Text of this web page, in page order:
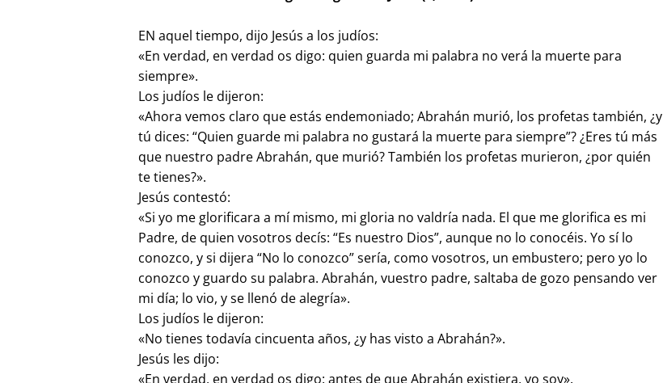
EN aquel tiempo, dijo Jesús a los judíos:
«En verdad, en verdad os digo: quien guarda mi palabra no verá la muerte para
siempre».
Los judíos le dijeron:
«Ahora vemos claro que estás endemoniado; Abrahán murió, los profetas también, ¿y
tú dices: “Quien guarde mi palabra no gustará la muerte para siempre”? ¿Eres tú más
que nuestro padre Abrahán, que murió? También los profetas murieron, ¿por quién
te tienes?».
Jesús contestó:
«Si yo me glorificara a mí mismo, mi gloria no valdría nada. El que me glorifica es mi
Padre, de quien vosotros decís: “Es nuestro Dios”, aunque no lo conocéis. Yo sí lo
conozco, y si dijera “No lo conozco” sería, como vosotros, un embustero; pero yo lo
conozco y guardo su palabra. Abrahán, vuestro padre, saltaba de gozo pensando ver
mi día; lo vio, y se llenó de alegría».
Los judíos le dijeron:
«No tienes todavía cincuenta años, ¿y has visto a Abrahán?».
Jesús les dijo:
«En verdad, en verdad os digo: antes de que Abrahán existiera, yo soy».